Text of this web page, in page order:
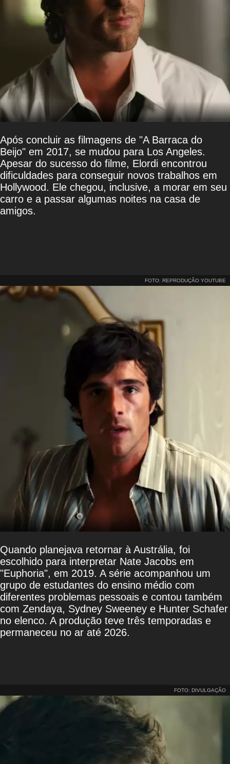
Após concluir as filmagens de "A Barraca do
Beijo" em 2017, se mudou para Los Angeles.
Apesar do sucesso do filme, Elordi encontrou
dificuldades para conseguir novos trabalhos em
Hollywood. Ele chegou, inclusive, a morar em seu
carro e a passar algumas noites na casa de
amigos.
FOTO: REPRODUÇÃO YOUTUBE
Quando planejava retornar à Austrália, foi
escolhido para interpretar Nate Jacobs em
"Euphoria", em 2019. A série acompanhou um
grupo de estudantes do ensino médio com
diferentes problemas pessoais e contou também
com Zendaya, Sydney Sweeney e Hunter Schafer
no elenco. A produção teve três temporadas e
permaneceu no ar até 2026.
FOTO: DIVULGAÇÃO